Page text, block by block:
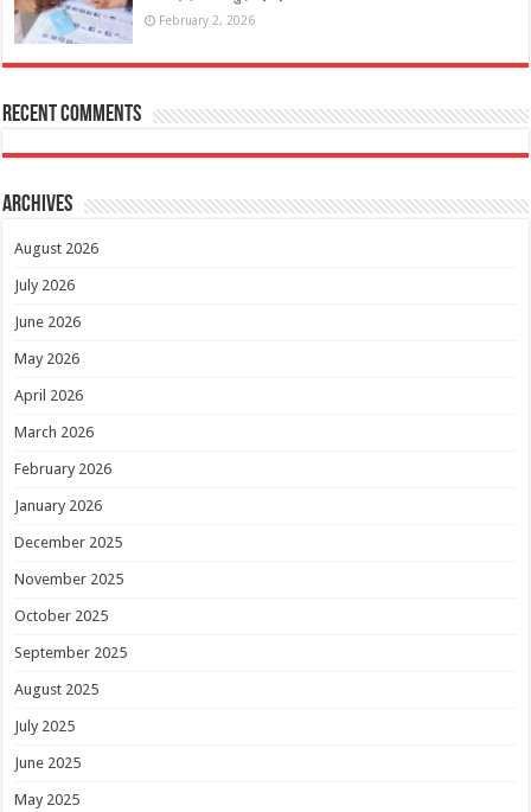
February 2, 2026
Recent Comments
Archives
August 2026
July 2026
June 2026
May 2026
April 2026
March 2026
February 2026
January 2026
December 2025
November 2025
October 2025
September 2025
August 2025
July 2025
June 2025
May 2025